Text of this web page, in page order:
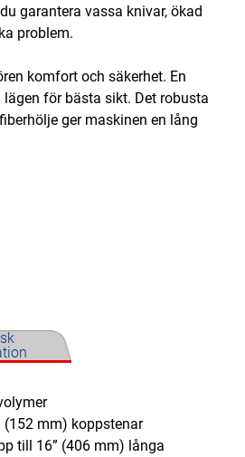
garantera vassa knivar, ökad
problem.
komfort och säkerhet. En
för bästa sikt. Det robusta
ger maskinen en lång
(152 mm) koppstenar
till 16” (406 mm) långa